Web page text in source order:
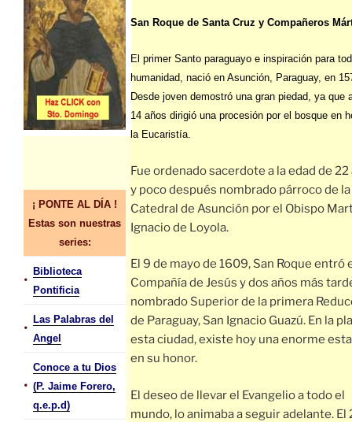
¡ PONTE AL DÍA !
Estas son nuestras
series:
•
Biblioteca
Pontificia
•
Las Palabras del
Angel
•
Conoce a tu Dios
(P. Jaime Forero,
q.e.p.d)
San Roque de Santa Cruz y Compañeros
El primer Santo paraguayo e inspiración para
humanidad, nació en Asunción, Paraguay, en
Desde joven demostró una gran piedad, ya que
14 años dirigió una procesión por el bosque en
la Eucaristía.
Fue ordenado sacerdote a la edad de 22
y poco después nombrado párroco de la
Catedral de Asunción por el Obispo
Ignacio de Loyola.
El 9 de mayo de 1609, San Roque entró
Compañía de Jesús y dos años más
nombrado Superior de la primera
de Paraguay, San Ignacio Guazú. En la
esta ciudad, existe hoy una enorme
en su honor.
El deseo de llevar el Evangelio a todo el
mundo, lo animaba a seguir adelante. El